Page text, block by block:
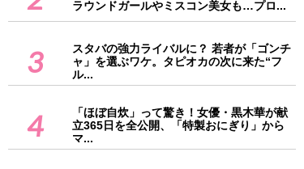
ラウンドガールやミスコン美女も…プロ...
3
スタバの強力ライバルに？ 若者が「ゴンチ
ャ」を選ぶワケ。タピオカの次に来た“フ
ル...
4
「ほぼ自炊」って驚き！女優・黒木華が献
立365日を全公開、「特製おにぎり」から
マ...